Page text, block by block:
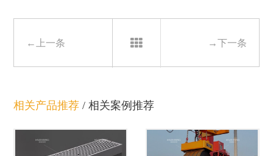
←上一条 →下一条
相关产品推荐 /相关案例推荐